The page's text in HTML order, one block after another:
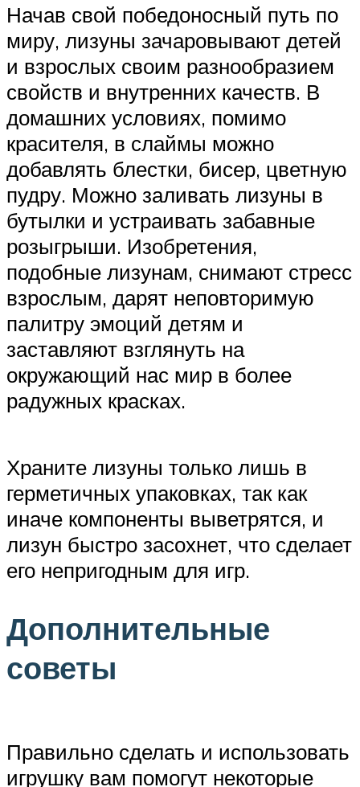
Начав свой победоносный путь по
миру, лизуны зачаровывают детей
и взрослых своим разнообразием
свойств и внутренних качеств. В
домашних условиях, помимо
красителя, в слаймы можно
добавлять блестки, бисер, цветную
пудру. Можно заливать лизуны в
бутылки и устраивать забавные
розыгрыши. Изобретения,
подобные лизунам, снимают стресс
взрослым, дарят неповторимую
палитру эмоций детям и
заставляют взглянуть на
окружающий нас мир в более
радужных красках.
Храните лизуны только лишь в
герметичных упаковках, так как
иначе компоненты выветрятся, и
лизун быстро засохнет, что сделает
его непригодным для игр.
Дополнительные
советы
Правильно сделать и использовать
игрушку вам помогут некоторые